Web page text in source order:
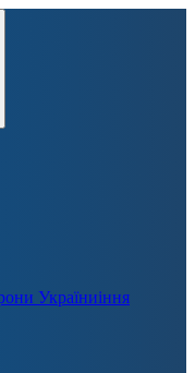
Україниіння